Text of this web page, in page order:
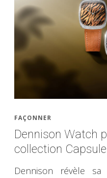
FAÇONNER
Dennison Watch
collection
Dennison révèle sa